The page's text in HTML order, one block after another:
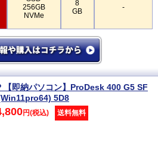
256GB
NVMe
8
GB
-
【即納パソコン】ProDesk 400 G5 SF
5D8
円(税込) 送料無料